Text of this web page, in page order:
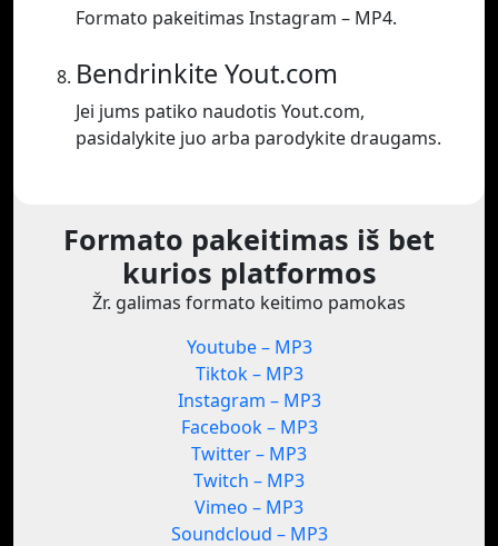
Formato pakeitimas Instagram – MP4.
Bendrinkite Yout.com
Jei jums patiko naudotis Yout.com,
pasidalykite juo arba parodykite draugams.
Formato pakeitimas iš bet
kurios platformos
Žr. galimas formato keitimo pamokas
Youtube – MP3
Tiktok – MP3
Instagram – MP3
Facebook – MP3
Twitter – MP3
Twitch – MP3
Vimeo – MP3
Soundcloud – MP3